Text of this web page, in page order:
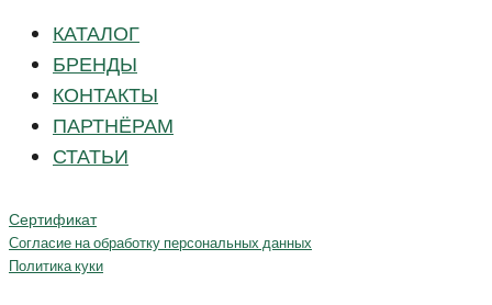
КАТАЛОГ
БРЕНДЫ
КОНТАКТЫ
ПАРТНЁРАМ
СТАТЬИ
Сертификат
Согласие на обработку персональных данных
Политика куки